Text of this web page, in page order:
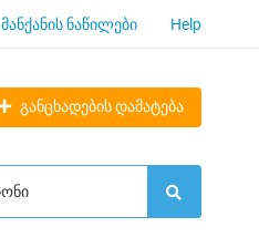
მანქანის ნაწილები Help
განცხადების დამატება